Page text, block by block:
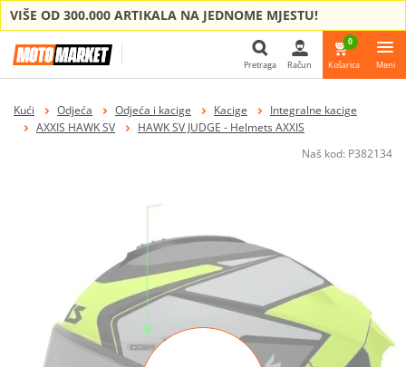
VIŠE OD 300.000 ARTIKALA NA JEDNOME MJESTU!
Pretraga
Pretraga Račun
0
Košarica Meni
Kući Odjeća Odjeća i kacige Kacige
Integralne kacige
AXXIS HAWK SV
HAWK SV JUDGE - Helmets AXXIS
Naš kod: P382134